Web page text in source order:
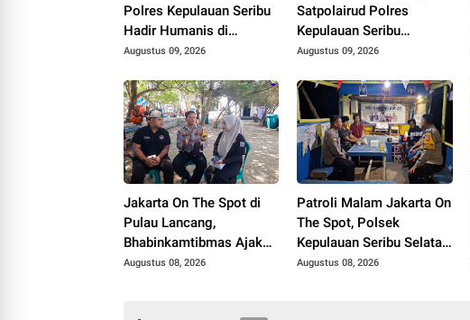
Polres Kepulauan Seribu
Hadir Humanis di
Dermaga, Bantu
Sosialisasikan Layanan
Polisi 110
Augustus 09, 2026
Satpolairud Polres
Kepulauan Seribu
Sosialisasikan Layanan
Nelayan Tolak Alat
Tangkap Terlarang
Augustus 09, 2026
Jakarta On The Spot di
Pulau Lancang,
Bhabinkamtibmas Ajak
Warga Manfaatkan
Augustus 08, 2026
Patroli Malam Jakarta On
The Spot, Polsek
Kepulauan Seribu Selatan
Pererat Kemitraan
Augustus 08, 2026